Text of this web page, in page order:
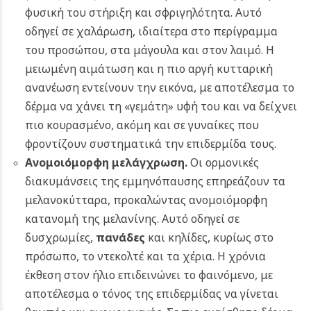
φυσική του στήριξη και σφριγηλότητα. Αυτό
οδηγεί σε χαλάρωση, ιδιαίτερα στο περίγραμμα
του προσώπου, στα μάγουλα και στον λαιμό. Η
μειωμένη αιμάτωση και η πιο αργή κυτταρική
ανανέωση εντείνουν την εικόνα, με αποτέλεσμα το
δέρμα να χάνει τη «γεμάτη» υφή του και να δείχνει
πιο κουρασμένο, ακόμη και σε γυναίκες που
φροντίζουν συστηματικά την επιδερμίδα τους.
Ανομοιόμορφη μελάγχρωση.Οι ορμονικές
διακυμάνσεις της εμμηνόπαυσης επηρεάζουν τα
μελανοκύτταρα, προκαλώντας ανομοιόμορφη
κατανομή της μελανίνης. Αυτό οδηγεί σε
δυσχρωμίες, πανάδες και κηλίδες, κυρίως στο
πρόσωπο, το ντεκολτέ και τα χέρια. Η χρόνια
έκθεση στον ήλιο επιδεινώνει το φαινόμενο, με
αποτέλεσμα ο τόνος της επιδερμίδας να γίνεται